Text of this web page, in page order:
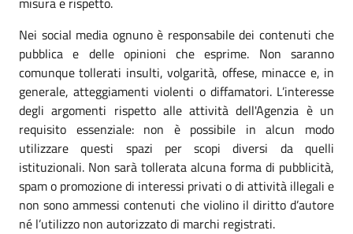
Nei social media ognuno è responsabile dei contenuti che
pubblica e delle opinioni che esprime. Non saranno
comunque tollerati insulti, volgarità, offese, minacce e, in
generale, atteggiamenti violenti o diffamatori. L’interesse
degli argomenti rispetto alle attività dell'Agenzia è un
requisito essenziale: non è possibile in alcun modo
utilizzare questi spazi per scopi diversi da quelli
istituzionali. Non sarà tollerata alcuna forma di pubblicità,
spam o promozione di interessi privati o di attività illegali e
non sono ammessi contenuti che violino il diritto d’autore
né l’utilizzo non autorizzato di marchi registrati.